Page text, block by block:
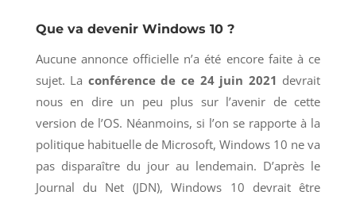
Que va devenir Windows 10 ?
Aucune annonce officielle n’a été encore faite à ce
sujet. La conférence de ce 24 juin 2021 devrait
nous en dire un peu plus sur l’avenir de cette
version de l’OS. Néanmoins, si l’on se rapporte à la
politique habituelle de Microsoft, Windows 10 ne va
pas disparaître du jour au lendemain. D’après le
Journal du Net (JDN), Windows 10 devrait être